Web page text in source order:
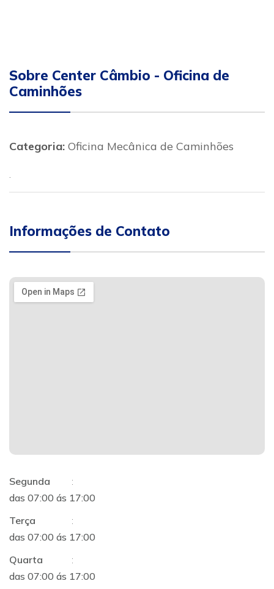
Sobre Center Câmbio - Oficina de
Caminhões
Categoria: Oficina Mecânica de Caminhões
.
Informações de Contato
Segunda
:
das 07:00 ás 17:00
Terça
:
das 07:00 ás 17:00
Quarta
:
das 07:00 ás 17:00